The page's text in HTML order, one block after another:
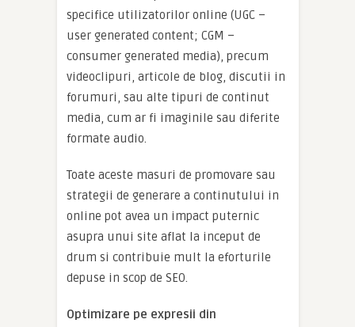
specifice utilizatorilor online (UGC –
user generated content; CGM –
consumer generated media), precum
videoclipuri, articole de blog, discutii in
forumuri, sau alte tipuri de continut
media, cum ar fi imaginile sau diferite
formate audio.
Toate aceste masuri de promovare sau
strategii de generare a continutului in
online pot avea un impact puternic
asupra unui site aflat la inceput de
drum si contribuie mult la eforturile
depuse in scop de SEO.
Optimizare pe expresii din